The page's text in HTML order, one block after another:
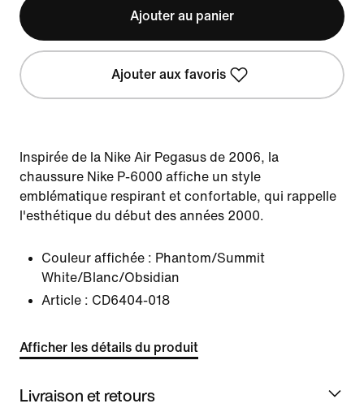
Ajouter au panier
Ajouter aux favoris
Inspirée de la Nike Air Pegasus de 2006, la
chaussure Nike P-6000 affiche un style
emblématique respirant et confortable, qui rappelle
l'esthétique du début des années 2000.
Couleur affichée : Phantom/Summit
White/Blanc/Obsidian
Article : CD6404-018
Afficher les détails du produit
Livraison et retours